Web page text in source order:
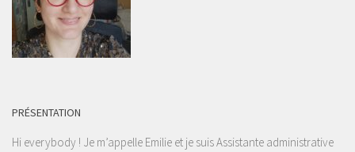
PRÉSENTATION
Hi everybody ! Je m’appelle Emilie et je suis Assistante administrative